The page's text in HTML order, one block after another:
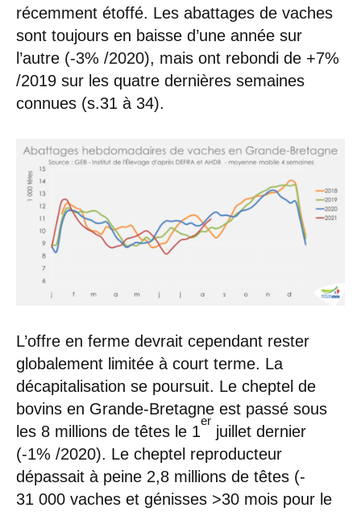
récemment étoffé. Les abattages de vaches
sont toujours en baisse d’une année sur
l’autre (-3% /2020), mais ont rebondi de +7%
/2019 sur les quatre dernières semaines
connues (s.31 à 34).
L’offre en ferme devrait cependant rester
globalement limitée à court terme. La
décapitalisation se poursuit. Le cheptel de
bovins en Grande-Bretagne est passé sous
les 8 millions de têtes le 1
er
juillet dernier
(-1% /2020). Le cheptel reproducteur
dépassait à peine 2,8 millions de têtes (-
31 000 vaches et génisses >30 mois pour le